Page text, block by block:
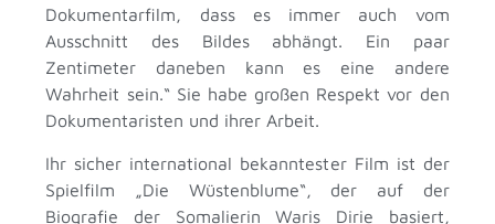
Dokumentarfilm, dass es immer auch vom
Ausschnitt des Bildes abhängt. Ein paar
Zentimeter daneben kann es eine andere
Wahrheit sein.“ Sie habe großen Respekt vor den
Dokumentaristen und ihrer Arbeit.
Ihr sicher international bekanntester Film ist der
Spielfilm „Die Wüstenblume“, der auf der
Biografie der Somalierin Waris Dirie basiert,